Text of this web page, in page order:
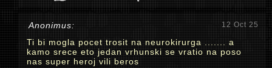
Anonimus: 12 Oct 25
Ti bi mogla pocet trosit na neurokirurga ....... a
kamo srece eto jedan vrhunski se vratio na poso
nas super heroj vili beros